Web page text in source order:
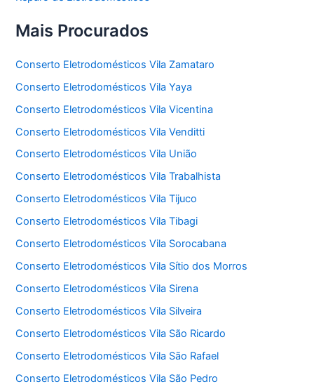
Mais Procurados
Conserto Eletrodomésticos Vila Zamataro
Conserto Eletrodomésticos Vila Yaya
Conserto Eletrodomésticos Vila Vicentina
Conserto Eletrodomésticos Vila Venditti
Conserto Eletrodomésticos Vila União
Conserto Eletrodomésticos Vila Trabalhista
Conserto Eletrodomésticos Vila Tijuco
Conserto Eletrodomésticos Vila Tibagi
Conserto Eletrodomésticos Vila Sorocabana
Conserto Eletrodomésticos Vila Sítio dos Morros
Conserto Eletrodomésticos Vila Sirena
Conserto Eletrodomésticos Vila Silveira
Conserto Eletrodomésticos Vila São Ricardo
Conserto Eletrodomésticos Vila São Rafael
Conserto Eletrodomésticos Vila São Pedro